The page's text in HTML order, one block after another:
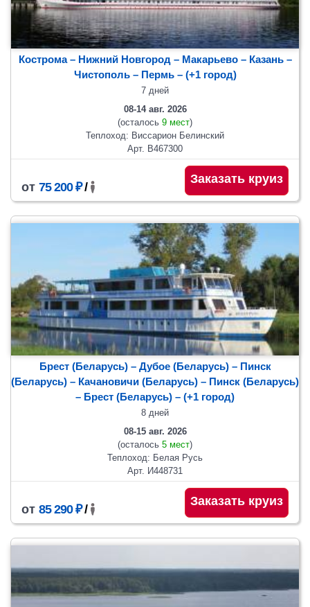
Кострома – Нижний Новгород – Макарьево – Казань –
Чистополь– Пермь – (+1 город)
7 дней
08-14 авг. 2026
(осталось 9 мест)
Теплоход: Виссарион Белинский
Арт. В467300
от 75 200 ₽/
Заказать круиз
Брест (Беларусь) – Дубое (Беларусь) – Пинск
(Беларусь) – Качановичи (Беларусь) – Пинск (Беларусь)
– Брест (Беларусь) – (+1 город)
8 дней
08-15 авг. 2026
(осталось 5 мест)
Теплоход: Белая Русь
Арт. И448731
от 85 290 ₽/
Заказать круиз